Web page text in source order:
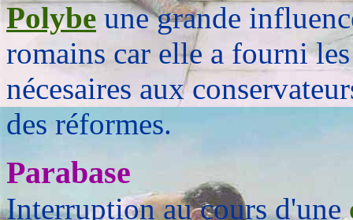
Polybe une grande
romains car elle a fourni
nécesaires aux
des réformes.
Parabase
Interruption au cours d'une